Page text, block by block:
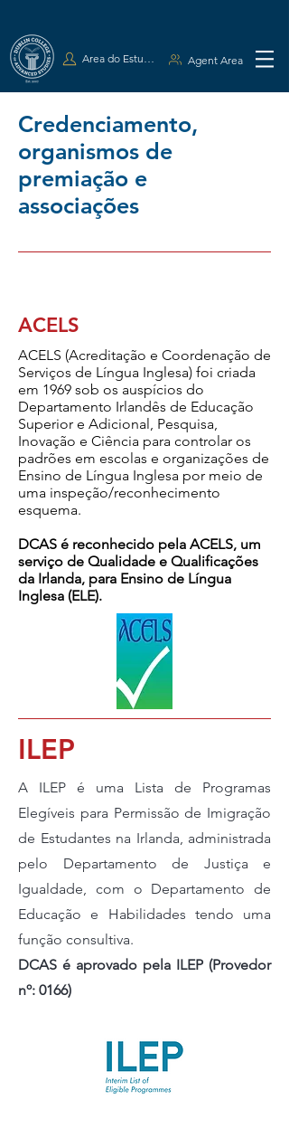
Area do Estudante Agent Area
Credenciamento,
organismos de
premiação e
associações
ACELS
ACELS (Acreditação e Coordenação de
Serviços de Língua Inglesa) foi criada
em 1969 sob os auspícios do
Departamento Irlandês de Educação
Superior e Adicional, Pesquisa,
Inovação e Ciência para controlar os
padrões em escolas e organizações de
Ensino de Língua Inglesa por meio de
uma inspeção/reconhecimento
esquema.
DCAS é reconhecido pela ACELS, um
serviço de Qualidade e Qualificações
da Irlanda, para Ensino de Língua
Inglesa (ELE).
ILEP
A ILEP é uma Lista de Programas
Elegíveis para Permissão de Imigração
de Estudantes na Irlanda, administrada
pelo Departamento de Justiça e
Igualdade, com o Departamento de
Educação e Habilidades tendo uma
função consultiva.
DCAS é aprovado pela ILEP (Provedor
nº: 0166)